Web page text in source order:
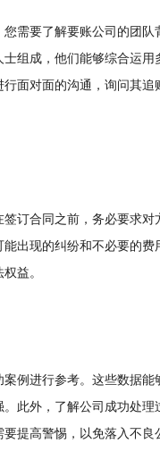
要了解要账公司的团队
组成，他们能够综合运
面对面的沟通，询问其
合同之前，务必要求对
出现的纠纷和不必要的
益。
进行参考。这些数据能
此外，了解公司成功处
提高警惕，以免落入不良